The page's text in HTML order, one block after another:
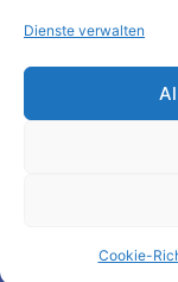
Dienste verwalten
Cookie-
Kontakt